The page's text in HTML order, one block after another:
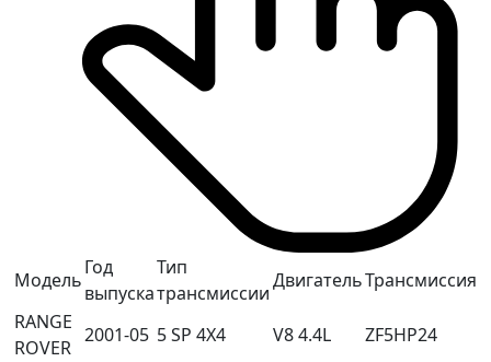
Модель
Год
выпуска
Тип
трансмиссии
ДвигательТрансмиссия
RANGE
ROVER
2001-05 5 SP 4X4 V8 4.4L
ZF5HP24